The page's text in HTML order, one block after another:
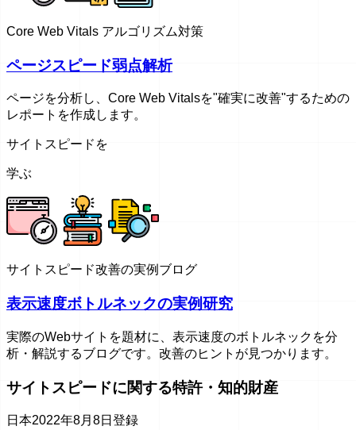
Core Web Vitals アルゴリズム対策
ページスピード弱点解析
ページを分析し、Core Web Vitalsを"確実に改善"するための
レポートを作成します。
サイトスピードを
学ぶ
サイトスピード改善の実例ブログ
表示速度ボトルネックの実例研究
実際のWebサイトを題材に、表示速度のボトルネックを分
析・解説するブログです。改善のヒントが見つかります。
サイトスピードに関する特許・知的財産
日本2022年8月8日登録